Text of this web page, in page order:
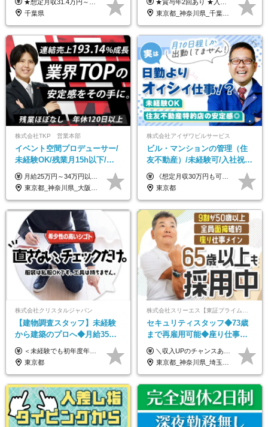
｜光熱費0円の単身寮
★想定月収31.4万円～＋賞与年2回（59万円以上） ★入社お祝い金15万円支給 ★水道+光熱費無料の家賃がリーズナブルな社員寮(単身寮)あり！ 月給24万5000円以上(基本給21万1000円＋業務別手当35,000円)＋賞与年2回（賞与支給額：59万円以上を想定）＋残業代全額 ※みなし残業なし！残業代は全額支給します。 ※資格手当・深夜手当など、様々な手当をご用意しています。 ※入社お祝い金は１か月経過後、3ヶ月経過後、6ヶ月経過後に各5万円ずつ給与に加算して支給いたします。 ※指定の検定資格をお持ちの方には別途手当を支給します。入社後に取得した場合は給与に加算し支給します。 ・施設警備 1級7,000円 2級4,000円 ・交通誘導 1級7,000円 2級4,000円 ・雑踏警備 1級7,000円 2級4,000円 など
千葉県
りOK◆室内業務がメイン
★賞与年2回あり ★入社祝い金3万円支給 ★出産祝い金や育児支援金などの手当も充実！ ≪給与モデル≫ 【東京】基本給27万2780円/月給＋時間外手当（25h） 【愛知】基本給25万4990円/月給＋時間外手当（25h） 【大阪】基本給25万4990円/月給＋時間外手当（25h） 【福岡】基本給23万7200円/月給＋時間外手当（25h） -------------- ▽各地の給与は下記をご確認ください！ ■北海道 月給20万円～ ■東北 月給20万円～ ■北関東 埼玉／月給22万5000円～ 茨城・群馬・新潟／月給20万円～ ■南関東 東京・神奈川／月給23万円～ 千葉／月給22万5000円～ 山梨／月給20万円～ ■中部 愛知／月給21万5000円～ 長野・岐阜・三重／月給20万円～ ■関西 大阪／月給21万5000円～ 京都・兵庫／月給21万円～ 滋賀・奈良／月給20万円～ ■中四国 岡山・山口・四国・広島／月給20万円～ ■九州 福岡・鹿児島・長崎／月給20万円～
東京都_神奈川県_千葉県_北海道_福島県_長野県_岐阜県_三重県_京都府_福岡県
株式会社TKP 営業本部
イベント空間プロデューサー/
未経験OK/残業月15h以下/豊
富な福利厚生/全国募集/平均有
給取得日数14.9日
月給25万円～34万円以上＋各種手当＋残業代＋賞与年2回（昨年度2～4ヶ月分） 初年度想定年収：350万円～ ＜クラス・経験別の月給目安＞ ■メンバークラス：月給25万円以上 ■店長やSVなどのマネジメント経験者：月給30万円～スタート可 ■リーダークラス：月給34万円以上 ※月給は配属エリア・経験・能力を考慮して決定します（前職の経験・収入をお聞かせください）。 ※上記にはみなし残業手当20～30時間分（メンバー：3万1134円以上、経験5年以上：5万2448円以上、リーダー：5万9441円以上）を含みます。 ※超過分は別途支給いたします。
東京都_神奈川県_大阪府_愛知県_北海道_宮城県_静岡県_京都府_広島県_福岡県
株式会社アイザワビルサービス
ビル・マンションの管理（住
友不動産）/未経験可/入社祝い
金10万円/月収30万円可/40～
50代活躍/S102
《想定月収30万円も可能！/想定年収380万円》 ■月給24万5000円以上＋賞与年2回(2カ月/2025年実績)＋時間外手当＋資格手当＋役職手当＋交通費 ………… ≪昇給、賞与、および各種諸手当について≫ ◇入社お祝い金（10万円 ※3カ月精勤後支給） ◇昇給/年1回 ◇賞与/年2回(2カ月/2025年実績) ◇時間外手当 ◇資格手当 └・ビル設備管理技能士1級（1万円/月） ・ビル設備管理技能士2級（5000円/月） ・建築物環境衛生管理技術者（1万円/月） ・防火管理技能者（3000円/月） ・消防設備士乙4類（3000円/月） 他 ◇役職手当 └・班長/サブリーダー/リーダー（5000円～2万円/月） ◇物件手当（最大2万円 ※物件により異なる） ◇退職金あり ※経験・年齢・能力を考慮した上、当社規定により優遇いたします。 ※3カ月の試用期間あり。その間の給与や福利厚生に差異はありません。 《モデル年収》 ・入社1年/35歳：年収380万円 ・入社3年/38歳：年収400万円
東京都
株式会社クリスタルジャパン
【建物調査スタッフ】未経験
から建築のプロへ◆月給35万
円～＋賞与年2回◆官公庁・
UR直取引◆残業月10h
＜未経験でも初年度年収490万円～＞ ◆月給35万円～65万円＋賞与年2回（7月・12月） 【なぜ未経験に35万円を払えるのか】 UR都市機構様・日本郵政様・官公庁との直取引で中間マージンがなく、修繕・緊急対応だけで年4,000～5,000件。仕事が途切れない基盤があるため、調査を担う人材に相応の給与を支払えます。 【昇給について】 年齢や社歴ではなく、成長と貢献に応じて昇給する仕組みです。1回の昇給で年収100万円UPした社員もいます。 ※経験・スキルに応じて加給・優遇いたします ※試用期間3ヶ月（その間の給与・待遇に差異はありません） ※上記月給には、固定残業代（月45時間分／8.8万円～16.5万円）を含みます。超過分は別途全額支給します ※実際の残業は月平均10時間程度です。固定残業代は残業の有無にかかわらず全額支給します 【固定残業代について】 固定残業45時間分（88,000円～165,000円）を含む ※超過分は別途全額支給
東京都
株式会社スリーエス【東証プライム上場グループ】
セキュリティスタッフ◆73歳
まで再雇用可能◆座り仕事中
心◆東証プライム上場G◆応
募者全員面接◆賞与年2回
＼収入UPのチャンスあり◎昇給も可能です！／ ◆正社員 月給(地域による）＋グレード手当、深夜手当、残業代（全額支給）等の各種手当＋賞与年2回 ＜東京都／神奈川県（横浜市）＞ 月給21万4000円～27万円 ＜埼玉県／千葉県＞ 月給19万90000円～25万1000円 ＜栃木県／茨城県／山梨県＞ 月給18万4000円～23万6000円 【試用期間】 正社員：3ヵ月 アルバイト：なし ※試用期間と本採用後の給与・待遇に差異はありません ※グレード手当、深夜手当の詳細額は面接にてご案内させていただきます ※正社員は60歳定年のため、60代の方は嘱託社員での採用です。給与条件は嘱託給与となり、退職金と賞与がありません ＼正社員は「グレード認定制」という評価あり！制度勤続年数等に応じて入社時から手当を支給／ ◆グレードI：＋2000円（入社時～） ◆グレードII：＋5000円（在籍1年以上＆当社基準に当てはまる方） ◆グレードIII：＋1万円（社内試験の合格者） ◆アルバイト・パート 東京都:時給1226円 神奈川県:時給1225円 千葉県：時給1140円 埼玉県:時給1141円 栃木県:1068円 茨城県:1074円 山梨県:1052円
東京都_神奈川県_埼玉県_千葉県_茨城県_栃木県_山梨県